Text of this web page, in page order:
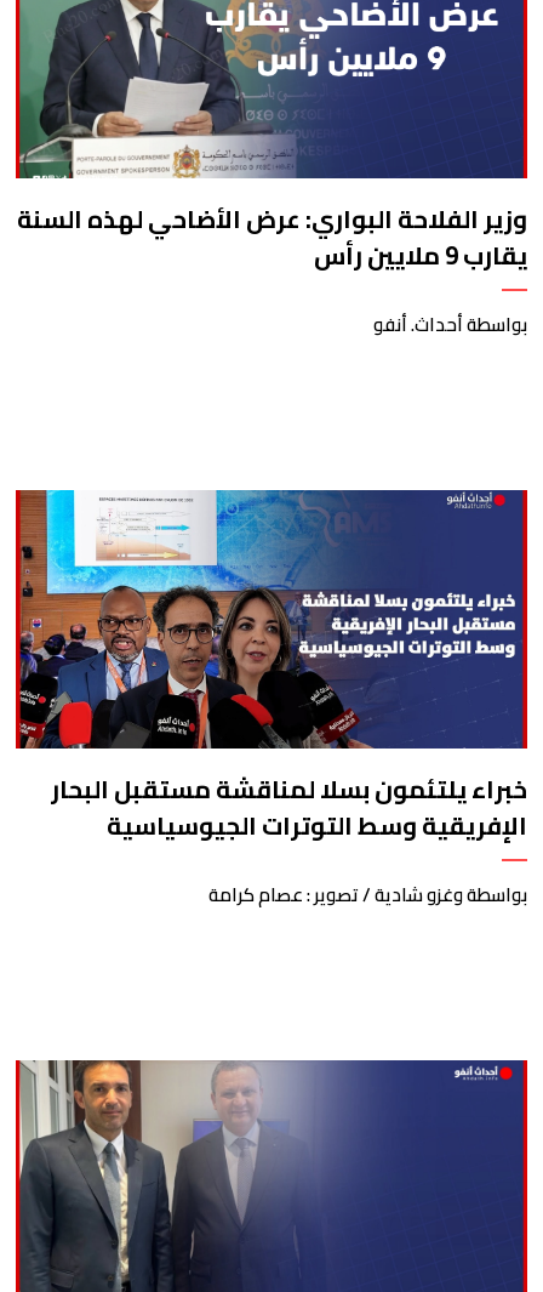
وزير الفلاحة البواري: عرض الأضاحي لهذه السنة
يقارب 9 ملايين رأس
بواسطة أحداث. أنفو
خبراء يلتئمون بسلا لمناقشة مستقبل البحار
الإفريقية وسط التوترات الجيوسياسية
بواسطة وغزو شادية / تصوير : عصام كرامة